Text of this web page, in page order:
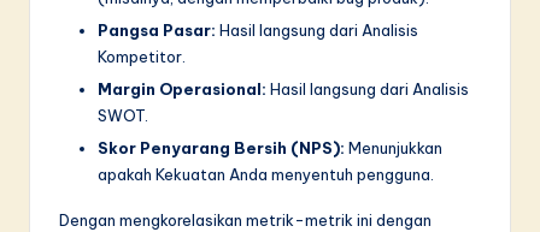
Pangsa Pasar: Hasil langsung dari Analisis
Kompetitor.
Margin Operasional: Hasil langsung dari Analisis
SWOT.
Skor Penyarang Bersih (NPS): Menunjukkan
apakah Kekuatan Anda menyentuh pengguna.
Dengan mengkorelasikan metrik-metrik ini dengan